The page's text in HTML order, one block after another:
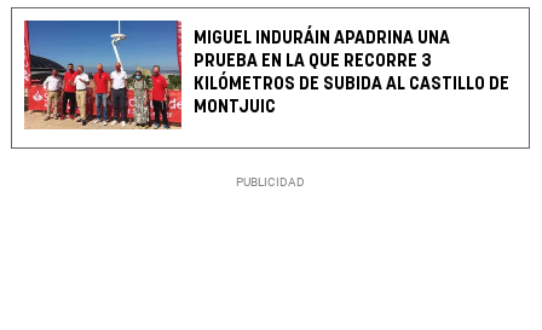
MIGUEL INDURÁIN APADRINA UNA
PRUEBA EN LA QUE RECORRE 3
KILÓMETROS DE SUBIDA AL CASTILLO DE
MONTJUIC